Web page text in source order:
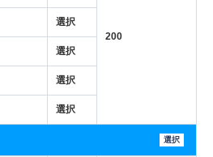
200
選択
選択
選択
選択
選択